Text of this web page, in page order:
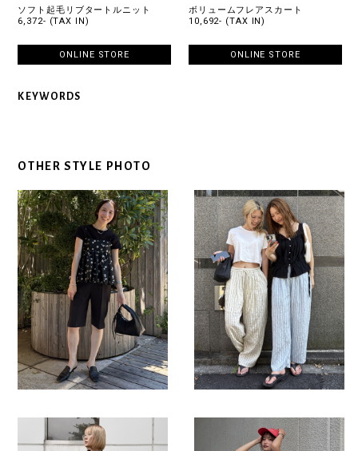
ソフト起毛リブタートルニット
6,372- (TAX IN)
ONLINE STORE
ボリュームフレアスカート
10,692- (TAX IN)
ONLINE STORE
KEYWORDS
OTHER STYLE PHOTO